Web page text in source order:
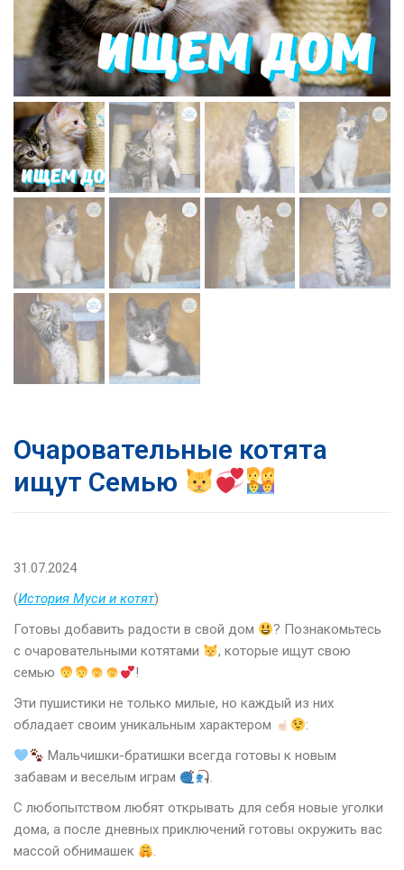
Очаровательные котята
ищут Семью
31.07.2024
(История Муси и котят)
Готовы добавить радости в свой дом
? Познакомьтесь
с очаровательными котятами
, которые ищут свою
семью
!
Эти пушистики не только милые, но каждый из них
обладает своим уникальным характером
:
Мальчишки-братишки всегда готовы к новым
забавам и веселым играм
.
С любопытством любят открывать для себя новые уголки
дома, а после дневных приключений готовы окружить вас
массой обнимашек
.